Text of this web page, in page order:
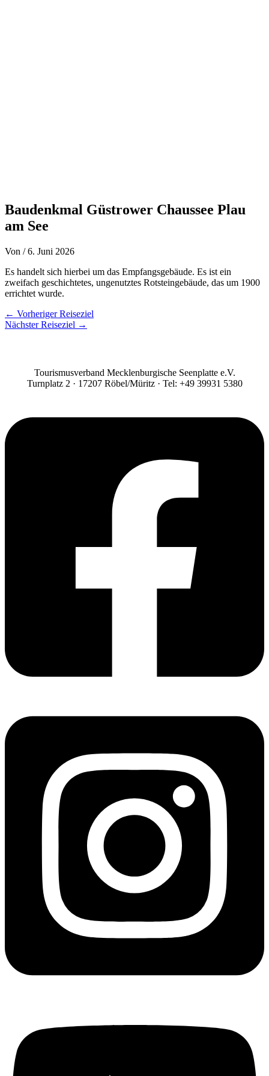
Baudenkmal Güstrower Chaussee Plau
am See
Von /6. Juni 2026
Es handelt sich hierbei um das Empfangsgebäude. Es ist ein
zweifach geschichtetes, ungenutztes Rotsteingebäude, das um 1900
errichtet wurde.
← Vorheriger Reiseziel
Nächster Reiseziel →
Tourismusverband Mecklenburgische Seenplatte e.V.
Turnplatz 2 · 17207 Röbel/Müritz · Tel: +49 39931 5380